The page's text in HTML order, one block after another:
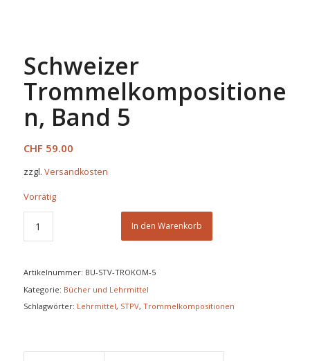
Schweizer
Trommelkompositione
n, Band 5
CHF 59.00
zzgl. Versandkosten
Vorrätig
In den Warenkorb
Artikelnummer: BU-STV-TROKOM-5
Kategorie: Bücher und Lehrmittel
Schlagwörter: Lehrmittel, STPV, Trommelkompositionen